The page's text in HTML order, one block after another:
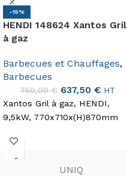
-15%
HENDI 148624 Xantos Gril
à gaz
Barbecues et Chauffages,
Barbecues
750,00€ 637,50 € HT
Xantos Gril à gaz, HENDI,
9,5kW, 770x710x(H)870mm
UNIQ